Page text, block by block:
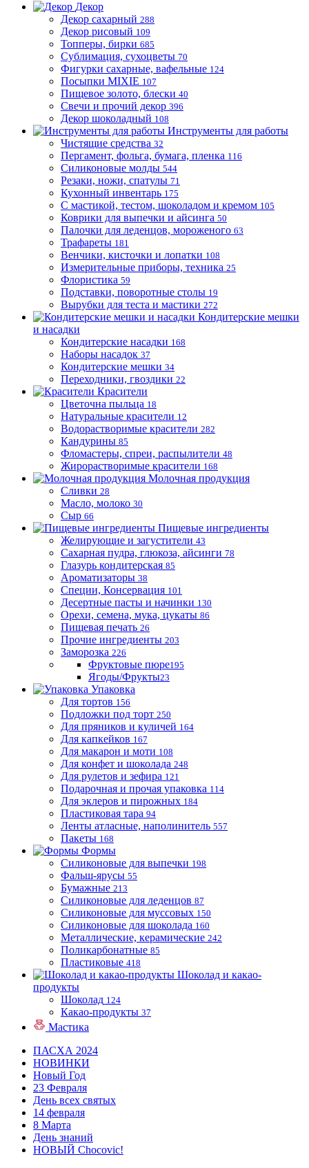
Декор
Декор сахарный 288
Декор рисовый 109
Топперы, бирки 685
Сублимация, сухоцветы 70
Фигурки сахарные, вафельные 124
Посыпки MIXIE 107
Пищевое золото, блески 40
Свечи и прочий декор 396
Декор шоколадный 108
Инструменты для работы
Чистящие средства 32
Пергамент, фольга, бумага, пленка 116
Силиконовые молды 544
Резаки, ножи, спатулы 71
Кухонный инвентарь 175
С мастикой, тестом, шоколадом и кремом 105
Коврики для выпечки и айсинга 50
Палочки для леденцов, мороженого 63
Трафареты 181
Венчики, кисточки и лопатки 108
Измерительные приборы, техника 25
Флористика 59
Подставки, поворотные столы 19
Вырубки для теста и мастики 272
Кондитерские мешки
и насадки
Кондитерские насадки 168
Наборы насадок 37
Кондитерские мешки 34
Переходники, гвоздики 22
Красители
Цветочна пыльца 18
Натуральные красители 12
Водорастворимые красители 282
Кандурины 85
Фломастеры, спреи, распылители 48
Жирорастворимые красители 168
Молочная продукция
Сливки 28
Масло, молоко 30
Сыр 66
Пищевые ингредиенты
Желирующие и загустители 43
Сахарная пудра, глюкоза, айсинги 78
Глазурь кондитерская 85
Ароматизаторы 38
Специи, Консервация 101
Десертные пасты и начинки 130
Орехи, семена, мука, цукаты 86
Пищевая печать 26
Прочие ингредиенты 203
Заморозка 226
Фруктовые пюре195
Ягоды/Фрукты23
Упаковка
Для тортов 156
Подложки под торт 250
Для пряников и куличей 164
Для капкейков 167
Для макарон и моти 108
Для конфет и шоколада 248
Для рулетов и зефира 121
Подарочная и прочая упаковка 114
Для эклеров и пирожных 184
Пластиковая тара 94
Ленты атласные, наполинитель 557
Пакеты 168
Формы
Силиконовые для выпечки 198
Фальш-ярусы 55
Бумажные 213
Силиконовые для леденцов 87
Силиконовые для муссовых 150
Силиконовые для шоколада 160
Металлические, керамические 242
Поликарбонатные 85
Пластиковые 418
Шоколад и какао-
продукты
Шоколад 124
Какао-продукты 37
Мастика
ПАСХА 2024
НОВИНКИ
Новый Год
23 Февраля
День всех святых
14 февраля
8 Марта
День знаний
НОВЫЙ Chocovic!